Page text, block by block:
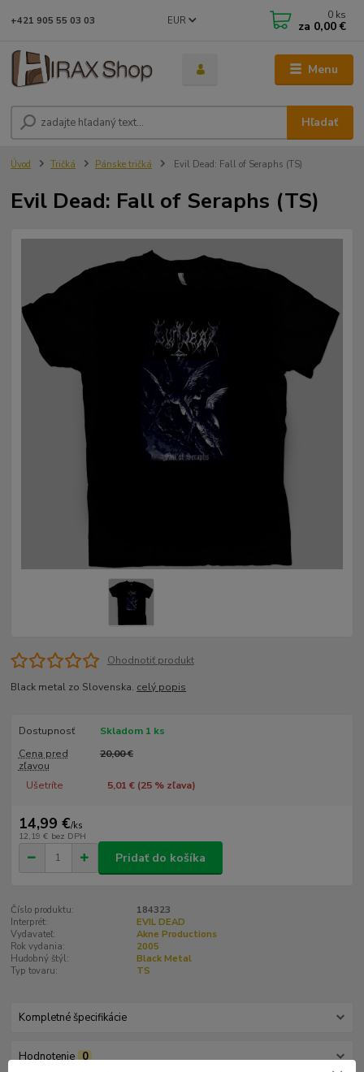
Menu
EUR
Hľadať
+421 905 55 03 03 0 ks
za 0,00 €
Úvod Tričká Pánske tričká Evil Dead: Fall of Seraphs (TS)
Evil Dead: Fall of Seraphs (TS)
Ohodnotiť produkt
Black metal zo Slovenska. celý popis
Dostupnosť
Skladom 1 ks
Cena pred
zľavou
20,00 €
Ušetríte 5,01 € (25% zľava)
14,99 €/ks
12,19 € bez DPH
Pridať do košíka
Číslo produktu:
184323
Interprét:
EVIL DEAD
Vydavateľ:
Akne Productions
Rok vydania:
2005
Hudobný štýl:
Black Metal
Typ tovaru:
TS
Kompletné špecifikácie
Hodnotenie 0